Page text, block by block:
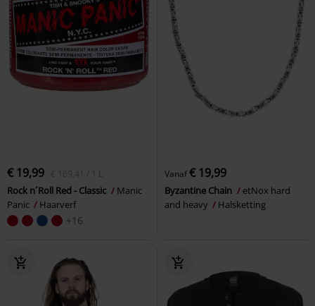
€ 19,99 € 169,41 / 1 L
Rock n´Roll Red - Classic
Manic
Panic
Haarverf
+16
Vanaf€ 19,99
Byzantine Chain
etNox hard
and heavy
Halsketting